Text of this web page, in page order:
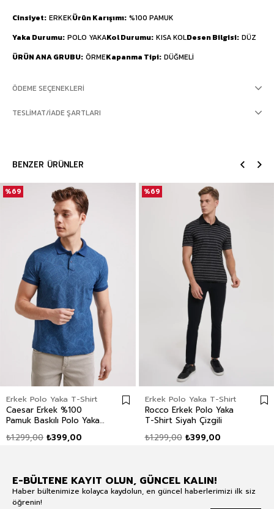
Cinsiyet ERKEKÜrün Karışımı %100 PAMUK
Yaka Durumu POLO YAKAKol Durumu KISA KOLDesen Bilgisi DÜZ
ÜRÜN ANA GRUBU ÖRMEKapanma Tipi DÜĞMELİ
ÖDEME SEÇENEKLERI
TESLIMAT/İADE ŞARTLARI
BENZER ÜRÜNLER
Erkek Polo Yaka T-Shirt
Caesar Erkek %100
Pamuk Baskılı Polo Yaka
₺399,00
₺1.299,00
%69
Erkek Polo Yaka T-Shirt
Rocco Erkek Polo Yaka
T-Shirt Siyah Çizgili
₺399,00
₺1.299,00
%69
E-BÜLTENE KAYIT OLUN, GÜNCEL KALIN!
Haber bültenimize kolayca kaydolun, en güncel haberlerimizi ilk siz
öğrenin!